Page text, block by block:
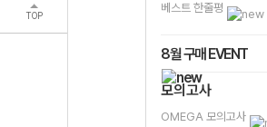
TOP
베스트 한줄평
8월 구매 EVENT
모의고사
OMEGA 모의고사